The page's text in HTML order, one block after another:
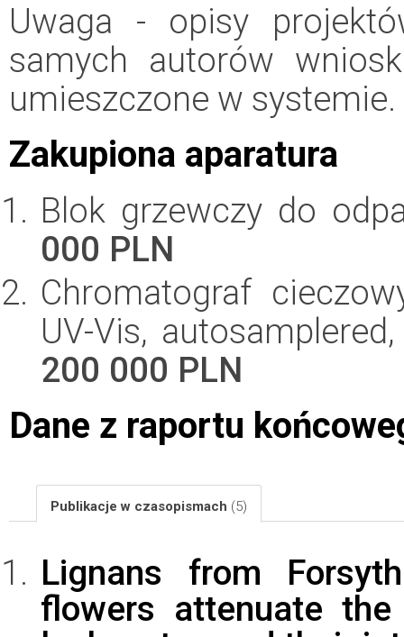
Uwaga - opisy
samych autorów
umieszczone w systemie.
Zakupiona aparatura
Blok grzewczy do
000 PLN
Chromatograf
UV-Vis,
200 000 PLN
Dane z raportu
Publikacje w czasopismach (5)
Lignans from
flowers attenuate